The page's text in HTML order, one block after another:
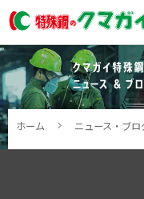
ホーム ニュース・ブロ